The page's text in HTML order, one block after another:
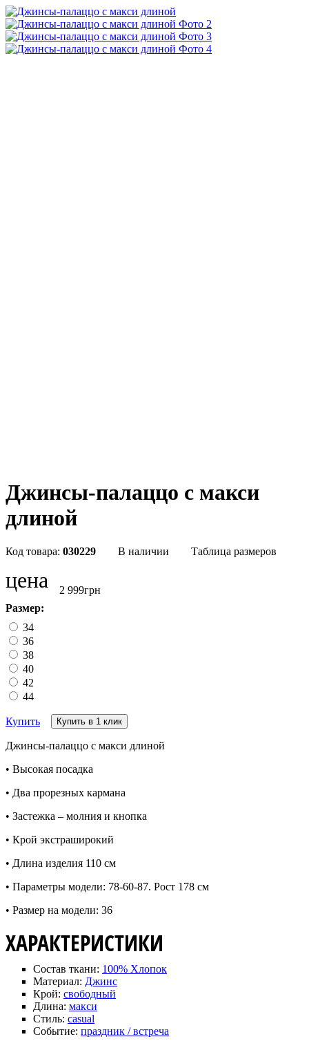
Джинсы-палаццо с макси
длиной
030229 В наличии Таблица размеров
цена 2 999грн
Размер:
34
36
38
40
42
44
Купить Купить в 1 клик
Джинсы-палаццо с макси длиной
• Высокая посадка
• Два прорезных кармана
• Застежка – молния и кнопка
• Крой экстраширокий
• Длина изделия 110 см
• Параметры модели: 78-60-87. Рост 178 см
• Размер на модели: 36
ХАРАКТЕРИСТИКИ
Состав ткани: 100% Хлопок
Материал: Джинс
Крой: свободный
Длина: макси
Стиль: casual
Событие: праздник / встреча